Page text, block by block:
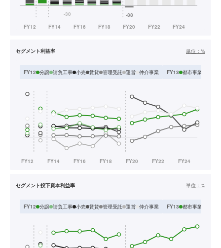
セグメント利益率 単位： %
FY12 分譲 請負工事 小売 賃貸 管理受託 運営 仲介事業 FY13 都市事業
セグメント投下資本利益率 単位： %
FY12 分譲 請負工事 小売 賃貸 管理受託 運営 仲介事業 FY13 都市事業